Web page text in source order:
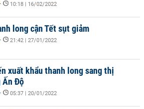
- 10:18 | 16/02/2022
long cận Tết sụt giảm
- 21:42 | 27/01/2022
xuất khẩu thanh long sang thị
Độ
- 05:37 | 20/01/2022